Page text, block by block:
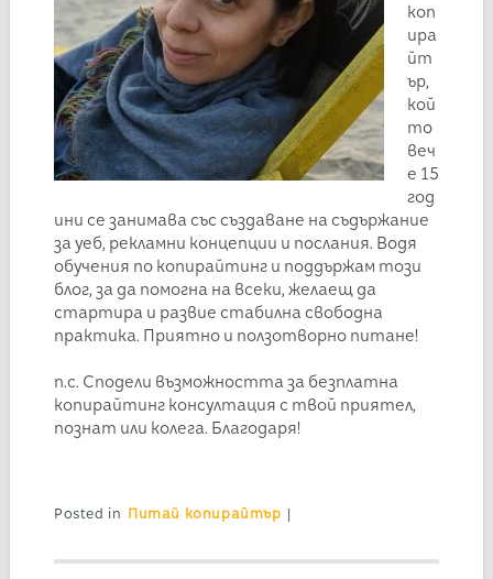
коп
ира
йт
ър,
кой
то
веч
е 15
год
ини се занимава със създаване на съдържание
за уеб, рекламни концепции и послания. Водя
обучения по копирайтинг и поддържам този
блог, за да помогна на всеки, желаещ да
стартира и развие стабилна свободна
практика. Приятно и ползотворно питане!
п.с. Сподели възможността за безплатна
копирайтинг консултация с твой приятел,
познат или колега. Благодаря!
Posted in Питай копирайтър |